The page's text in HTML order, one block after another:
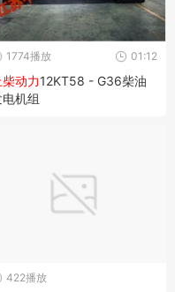
01:12
1774播放
柴动力12KT58 - G36柴油
电机组
422播放